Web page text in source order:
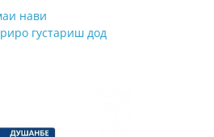
нави
густариш дод